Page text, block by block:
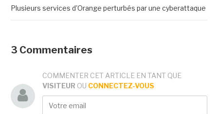
Plusieurs services d'Orange perturbés par une cyberattaque
3 Commentaires
COMMENTER CET ARTICLE EN TANT QUE
VISITEUR OU CONNECTEZ-VOUS